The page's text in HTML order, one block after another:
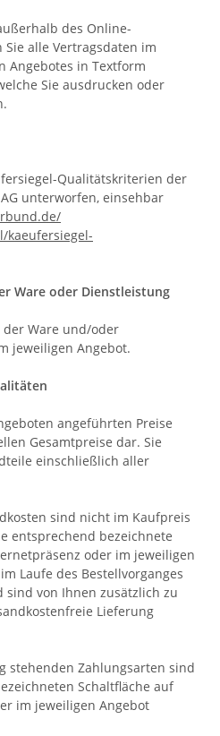
des Online-
alle Vertragsdaten im
Angebotes in Textform
Sie ausdrucken oder
Qualitätskriterien der
unterworfen, einsehbar
kaeufersiegel-
Ware oder Dienstleistung
Ware und/oder
jeweiligen Angebot.
angeführten Preise
Gesamtpreise dar. Sie
einschließlich aller
sind nicht im Kaufpreis
entsprechend bezeichnete
oder im jeweiligen
Laufe des Bestellvorganges
sind von Ihnen zusätzlich zu
Lieferung
stehenden Zahlungsarten sind
Schaltfläche auf
im jeweiligen Angebot